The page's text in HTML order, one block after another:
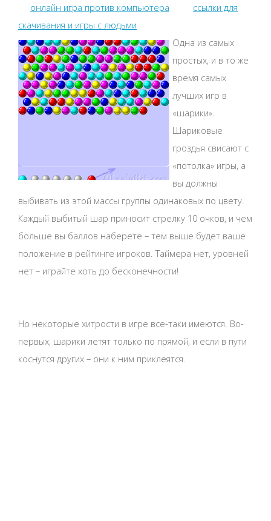
онлайн игра против компьютера
ссылки для
скачивания и игры с людьми
Одна из самых
простых, и в то же
время самых
лучших игр в
«шарики».
Шариковые
гроздья свисают с
«потолка» игры, а
вы должны
выбивать из этой массы группы одинаковых по цвету.
Каждый выбитый шар приносит стрелку 10 очков, и чем
больше вы баллов наберете – тем выше будет ваше
положение в рейтинге игроков. Таймера нет, уровней
нет – играйте хоть до бесконечности!
Но некоторые хитрости в игре все-таки имеются. Во-
первых, шарики летят только по прямой, и если в пути
коснутся других – они к ним приклеятся.